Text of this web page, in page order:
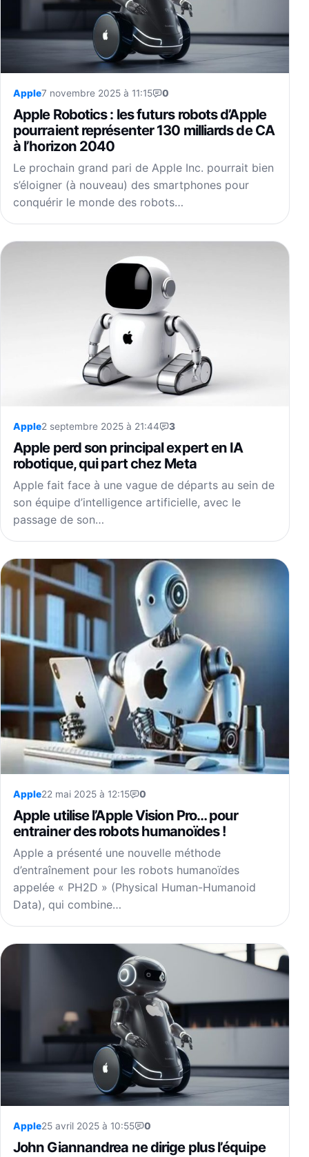
Apple7 novembre 2025 à 11:15 0
Apple Robotics : les futurs robots d’Apple
pourraient représenter 130 milliards de CA
à l’horizon 2040
Le prochain grand pari de Apple Inc. pourrait bien
s’éloigner (à nouveau) des smartphones pour
conquérir le monde des robots…
Apple2 septembre 2025 à 21:44 3
Apple perd son principal expert en IA
robotique, qui part chez Meta
Apple fait face à une vague de départs au sein de
son équipe d’intelligence artificielle, avec le
passage de son…
Apple22 mai 2025 à 12:15 0
Apple utilise l’Apple Vision Pro… pour
entrainer des robots humanoïdes !
Apple a présenté une nouvelle méthode
d’entraînement pour les robots humanoïdes
appelée « PH2D » (Physical Human-Humanoid
Data), qui combine…
Apple25 avril 2025 à 10:55 0
John Giannandrea ne dirige plus l’équipe